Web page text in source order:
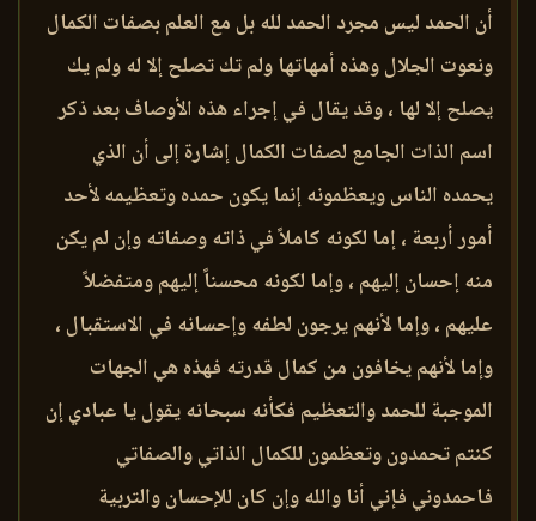
أن الحمد ليس مجرد الحمد لله بل مع العلم بصفات الكمال
ونعوت الجلال وهذه أمهاتها ولم تك تصلح إلا له ولم يك
يصلح إلا لها ، وقد يقال في إجراء هذه الأوصاف بعد ذكر
اسم الذات الجامع لصفات الكمال إشارة إلى أن الذي
يحمده الناس ويعظمونه إنما يكون حمده وتعظيمه لأحد
أمور أربعة ، إما لكونه كاملاً في ذاته وصفاته وإن لم يكن
منه إحسان إليهم ، وإما لكونه محسناً إليهم ومتفضلاً
عليهم ، وإما لأنهم يرجون لطفه وإحسانه في الاستقبال ،
وإما لأنهم يخافون من كمال قدرته فهذه هي الجهات
الموجبة للحمد والتعظيم فكأنه سبحانه يقول يا عبادي إن
كنتم تحمدون وتعظمون للكمال الذاتي والصفاتي
فاحمدوني فإني أنا والله وإن كان للإحسان والتربية